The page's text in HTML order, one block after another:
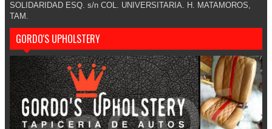
SOLIDARIDAD ESQ. s/n COL. UNIVERSITARIA. H. MATAMOROS,
TAM.
GORDO'S UPHOLSTERY